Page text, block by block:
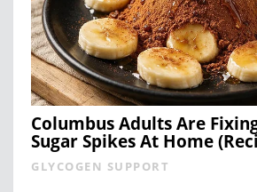
Columbus Adults Are
Sugar Spikes At Home
GLYCOGEN SUPPORT